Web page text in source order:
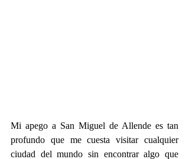
Mi apego a San Miguel de Allende es tan
profundo que me cuesta visitar cualquier
ciudad del mundo sin encontrar algo que